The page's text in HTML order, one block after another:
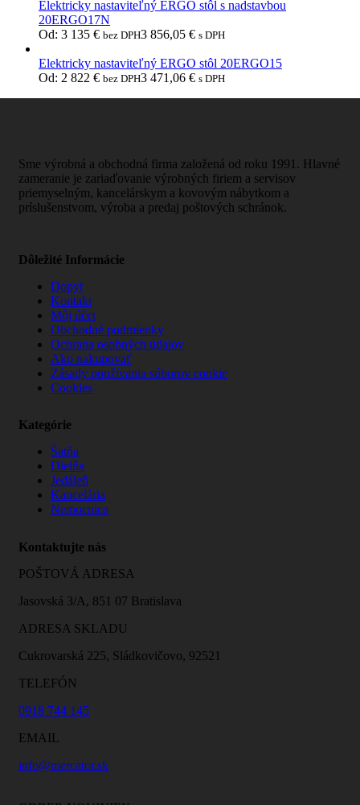
Elektricky nastaviteľný ERGO stôl s nadstavbou
20ERGO17N
Od: 3 135 € bez DPH3 856,05 € s DPH
Elektricky nastaviteľný ERGO stôl 20ERGO15
Od: 2 822 € bez DPH3 471,06 € s DPH
Sme výrobná a obchodná firma založená od roku 1991. Hlavné
zameranie je zariaďovanie výrobných firiem a servisov
priemyselným, kancelárskym a kovovým nábytkom a
príslušenstvom, výroba a predaj poštových schránok.
Dôležité Informácie
Dopyt
Kontakt
Môj účet
Obchodné podmienky
Ochrana osobných údajov
Ako nakupovať
Zásady používania súborov cookie
Cookies
Kategórie
Šatňa
Dielňa
Jedáleň
Kancelária
Nemocnica
Kontaktujte nás
POŠTOVÁ ADRESA
Jasovská 3/A, 851 07 Bratislava
ADRESA SKLADU
Cukrovarská 225, Sládkovičovo, 92521
TELEFÓN
0918 744 145
EMAIL
info@mercator.sk